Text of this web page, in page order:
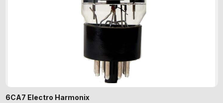
6CA7 Electro Harmonix